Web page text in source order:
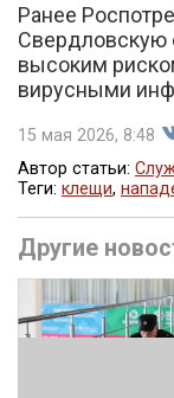
Ранее
Свердловскую
высоким
вирусными
15 мая 2026, 8:48
Автор статьи:
Теги: клещи,
Другие